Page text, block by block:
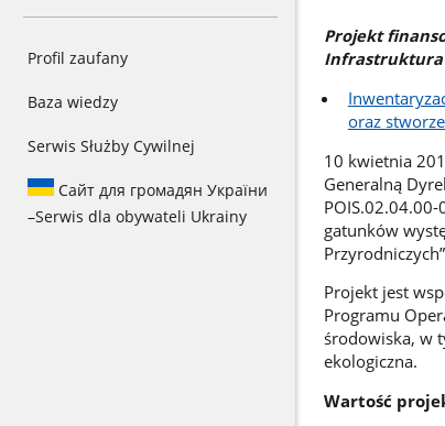
Profil zaufany
Baza wiedzy
Serwis Służby Cywilnej
Сайт для громадян України
–Serwis dla obywateli Ukrainy
Projekt
Infrastruktura
oraz
10 kwietnia
Generalną
gatunków
Projekt jest
Programu
środowiska, w
ekologiczna.
Wartość